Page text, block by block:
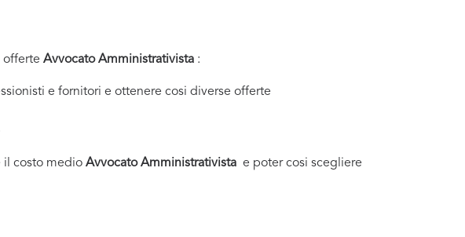
offerte Avvocato Amministrativista :
e fornitori e ottenere cosi diverse offerte
il costo medio Avvocato Amministrativista e poter cosi scegliere